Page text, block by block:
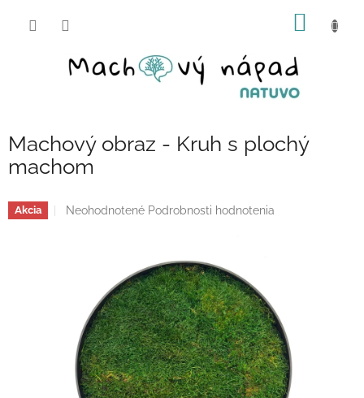
Machový obraz - Kruh s plochý
machom
Akcia
Priemerné
hviezdičiek.
Neohodnotené Podrobnosti hodnotenia